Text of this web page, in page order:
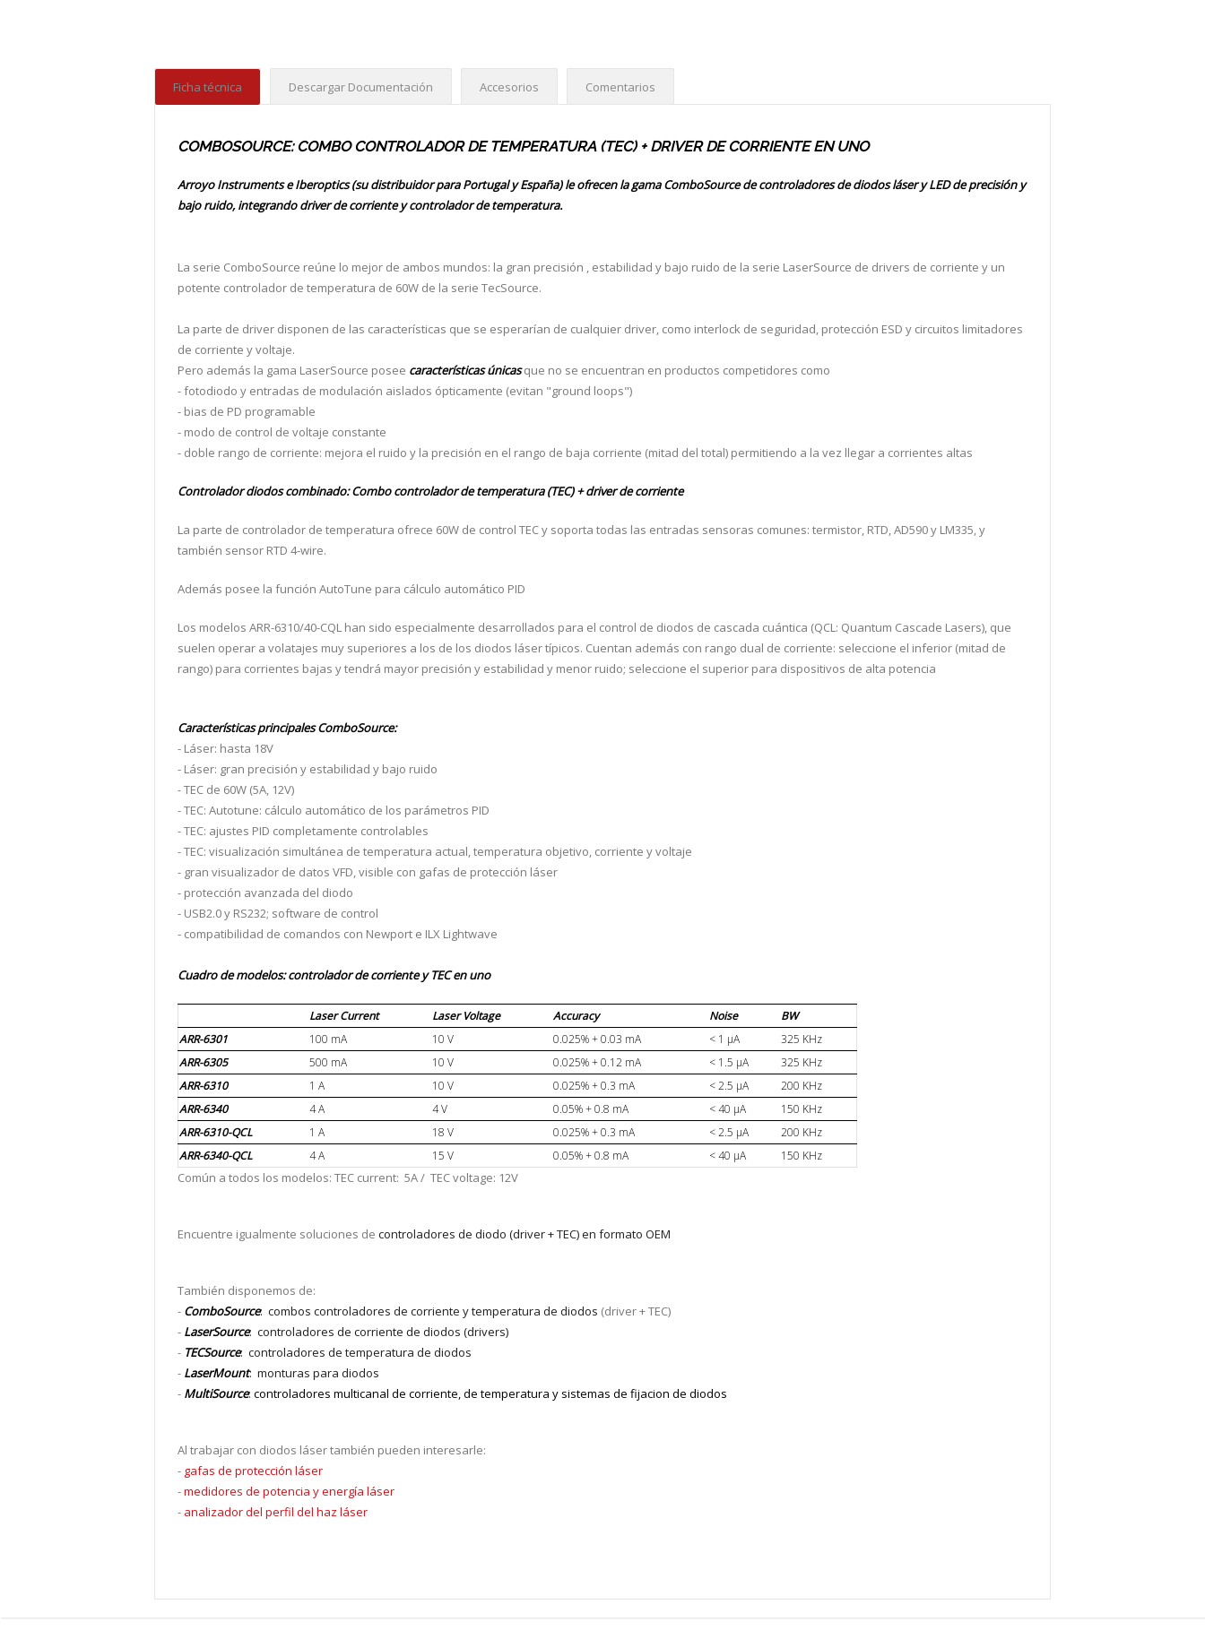
Ficha técnica Descargar Documentación Accesorios Comentarios
COMBOSOURCE: COMBO CONTROLADOR DE TEMPERATURA (TEC) + DRIVER DE CORRIENTE EN UNO
Arroyo Instruments e Iberoptics (su distribuidor para Portugal y España) le ofrecen la gama ComboSource de controladores de diodos láser y LED de precisión y
bajo ruido, integrando driver de corriente y controlador de temperatura.
La serie ComboSource reúne lo mejor de ambos mundos: la gran precisión , estabilidad y bajo ruido de la serie LaserSource de drivers de corriente y un
potente controlador de temperatura de 60W de la serie TecSource.
La parte de driver disponen de las características que se esperarían de cualquier driver, como interlock de seguridad, protección ESD y circuitos limitadores
de corriente y voltaje.
Pero además la gama LaserSource posee características únicasque no se encuentran en productos competidores como
- fotodiodo y entradas de modulación aislados ópticamente (evitan "ground loops")
- bias de PD programable
- modo de control de voltaje constante
- doble rango de corriente: mejora el ruido y la precisión en el rango de baja corriente (mitad del total) permitiendo a la vez llegar a corrientes altas
Controlador diodos combinado: Combo controlador de temperatura (TEC) + driver de corriente
La parte de controlador de temperatura ofrece 60W de control TEC y soporta todas las entradas sensoras comunes: termistor, RTD, AD590 y LM335, y
también sensor RTD 4-wire.
Además posee la función AutoTune para cálculo automático PID
Los modelos ARR-6310/40-CQL han sido especialmente desarrollados para el control de diodos de cascada cuántica (QCL: Quantum Cascade Lasers), que
suelen operar a volatajes muy superiores a los de los diodos láser típicos. Cuentan además con rango dual de corriente: seleccione el inferior (mitad de
rango) para corrientes bajas y tendrá mayor precisión y estabilidad y menor ruido; seleccione el superior para dispositivos de alta potencia
Características principales ComboSource:
- Láser: hasta 18V
- Láser: gran precisión y estabilidad y bajo ruido
- TEC de 60W (5A, 12V)
- TEC: Autotune: cálculo automático de los parámetros PID
- TEC: ajustes PID completamente controlables
- TEC: visualización simultánea de temperatura actual, temperatura objetivo, corriente y voltaje
- gran visualizador de datos VFD, visible con gafas de protección láser
- protección avanzada del diodo
- USB2.0 y RS232; software de control
- compatibilidad de comandos con Newport e ILX Lightwave
Cuadro de modelos: controlador de corriente y TEC en uno
Laser Current Laser Voltage Accuracy Noise
BW
ARR-6301
100 mA 10 V 0.025% + 0.03 mA < 1 µA
325 KHz
ARR-6305
500 mA 10 V 0.025% + 0.12 mA < 1.5 µA
325 KHz
ARR-6310
1 A 10 V 0.025% + 0.3 mA < 2.5 µA
200 KHz
ARR-6340
4 A 4 V 0.05% + 0.8 mA < 40 µA
150 KHz
ARR-6310-QCL
1 A 18 V 0.025% + 0.3 mA < 2.5 µA
200 KHz
ARR-6340-QCL
4 A 15 V 0.05% + 0.8 mA < 40 µA 150 KHz
Común a todos los modelos: TEC current: 5A / TEC voltage: 12V
Encuentre igualmente soluciones de controladores de diodo (driver + TEC) en formato OEM
También disponemos de:
- ComboSource: combos controladores de corriente y temperatura de diodos (driver + TEC)
- LaserSource: controladores de corriente de diodos (drivers)
- TECSource: controladores de temperatura de diodos
- LaserMount: monturas para diodos
- MultiSource: controladores multicanal de corriente, de temperatura y sistemas de fijacion de diodos
Al trabajar con diodos láser también pueden interesarle:
- gafas de protección láser
-medidores de potencia y energía láser
- analizador del perfil del haz láser